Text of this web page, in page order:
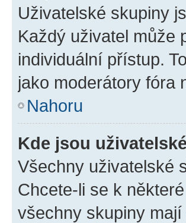
Uživatelské skupiny
Každý uživatel může
individuální přístup.
jako moderátory fóra
Nahoru
Kde jsou
Všechny uživatelské
Chcete-li se k
všechny skupiny